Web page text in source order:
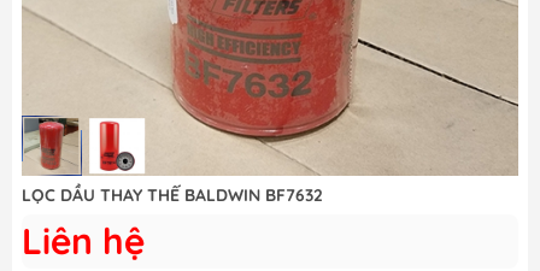
LỌC DẦU THAY THẾ BALDWIN BF7632
Liên hệ